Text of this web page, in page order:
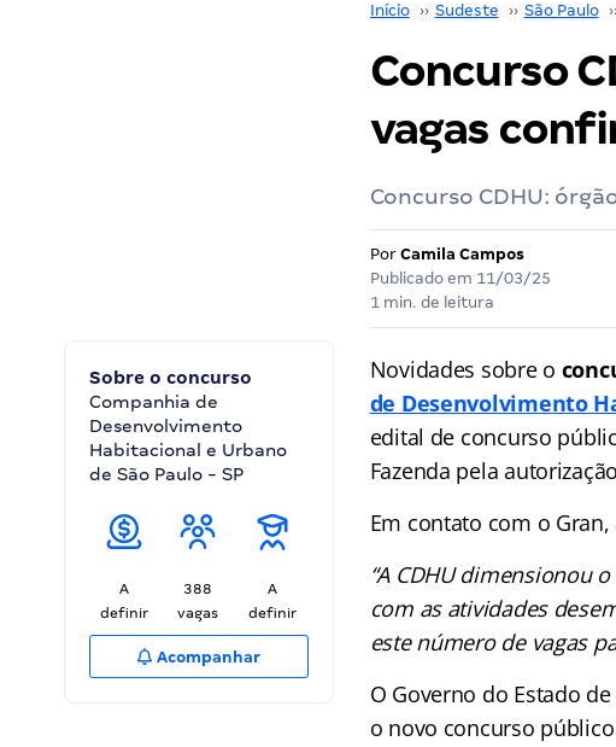
Início ›› Sudeste ›› São Paulo
Concurso
vagas
Concurso CDHU:
Por Camila Campos
Publicado em 11/03/25
1 min. de leitura
Sobre o concurso
Companhia de
Desenvolvimento
Habitacional e Urbano
de São Paulo - SP
A
definir
388
vagas
A
definir
Acompanhar
Novidades sobre o
de Desenvolvimento
edital de concurso
Fazenda pela
Em contato com o
“A CDHU dimensionou
com as atividades
este número de vagas
O Governo do Estado
o novo concurso